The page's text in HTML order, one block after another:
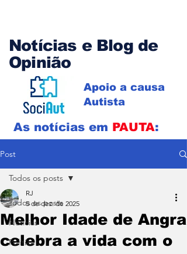
Notícias e Blog de
Opinião
Apoio a causa
Autista
As notícias em PAUTA:
Post
Todos os posts
Notícias
Política
Todos os posts
Melhor Idade de Angra
celebra a vida com o
RJ
5 de dez. de 2025